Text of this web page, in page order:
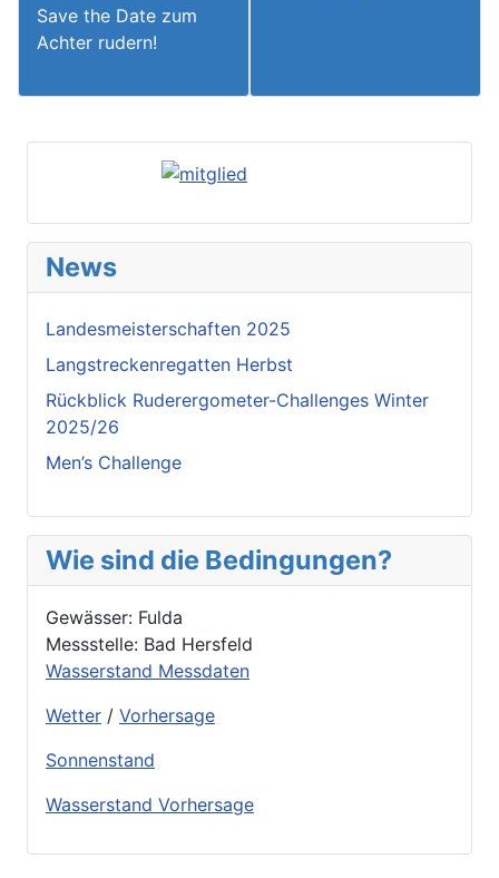
News
Landesmeisterschaften 2025
Langstreckenregatten Herbst
Rückblick Ruderergometer-Challenges Winter
2025/26
Men’s Challenge
Wie sind die Bedingungen?
Gewässer: Fulda
Messstelle: Bad Hersfeld
Wasserstand Messdaten
Wetter / Vorhersage
Sonnenstand
Wasserstand Vorhersage
Save the Date zum
Achter rudern!